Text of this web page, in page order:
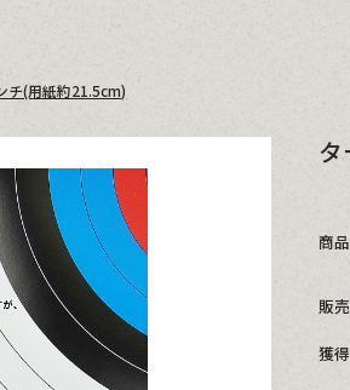
(用紙約21.5cm)
商
販
獲